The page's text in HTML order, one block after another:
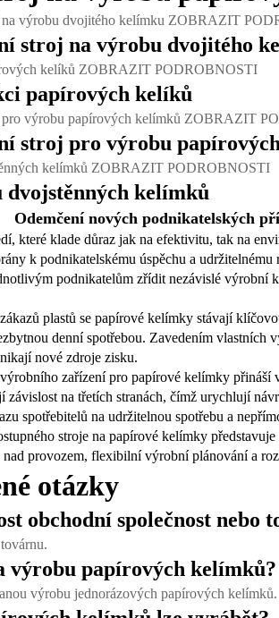
ZOBRAZIT
stroj na výrobu dvojitého
ZOBRAZIT PODROBNOSTI
papírových kelíků
ZOBRAZIT
stroj pro výrobu
ZOBRAZIT PODROBNOSTI
kelímků
Odemčení nových podnikatelských
které klade důraz jak na efektivitu, tak na
k podnikatelskému úspěchu a
podnikatelům zřídit nezávislé
plastů se papírové kelímky stávají
denní spotřebou. Zavedením
nové zdroje zisku.
zařízení pro papírové kelímky
závislost na třetích stranách, čímž urychlují
spotřebitelů na udržitelnou spotřebu a
stroje na papírové kelímky
provozem, flexibilní výrobní plánování a
otázky
obchodní společnost nebo
výrobu papírových kelímků?
výrobu jednorázových papírových kelímků.